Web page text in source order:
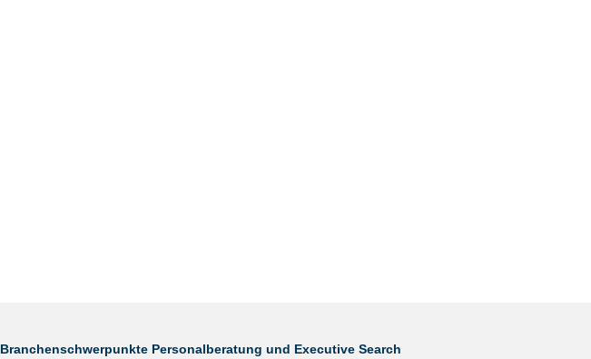
Branchenschwerpunkte Personalberatung und Executive Search